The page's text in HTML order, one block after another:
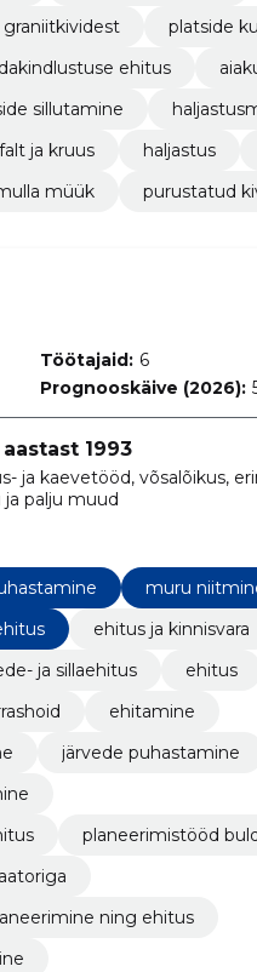
platside
ehitus
sillutamine
ja kruus haljastus
müük purustatud
Töötajaid: 6
Prognooskäive (2026):
1993
ja kaevetööd, võsalõikus,
palju muud
muru
ehitus ja kinnisvara
ja sillaehitus
ehitus
ehitamine
järvede puhastamine
planeerimistööd
ning ehitus